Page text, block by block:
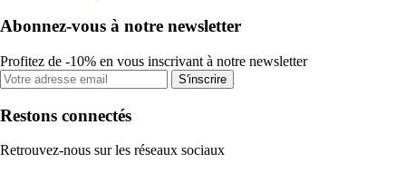
Abonnez-vous à notre newsletter
Profitez de -10% en vous inscrivant à notre newsletter
S'inscrire
Restons connectés
Retrouvez-nous sur les réseaux sociaux